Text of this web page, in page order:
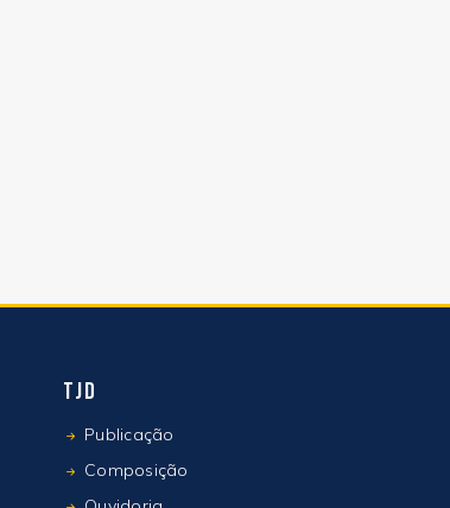
TJD
Publicação
Composição